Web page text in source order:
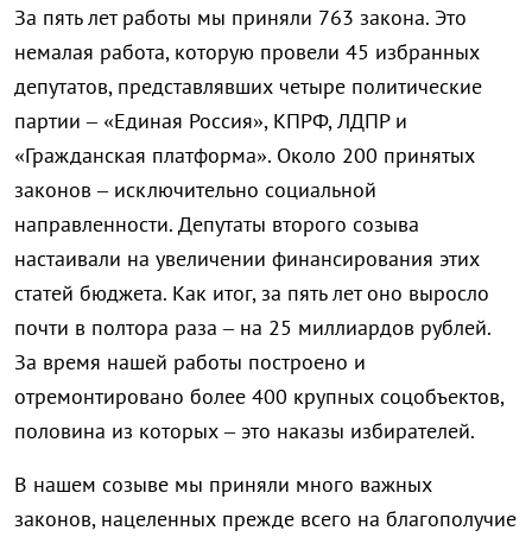
За пять лет работы мы приняли 763 закона. Это
немалая работа, которую провели 45 избранных
депутатов, представлявших четыре политические
партии – «Единая Россия», КПРФ, ЛДПР и
«Гражданская платформа». Около 200 принятых
законов – исключительно социальной
направленности. Депутаты второго созыва
настаивали на увеличении финансирования этих
статей бюджета. Как итог, за пять лет оно выросло
почти в полтора раза – на 25 миллиардов рублей.
За время нашей работы построено и
отремонтировано более 400 крупных соцобъектов,
половина из которых – это наказы избирателей.
В нашем созыве мы приняли много важных
законов, нацеленных прежде всего на благополучие